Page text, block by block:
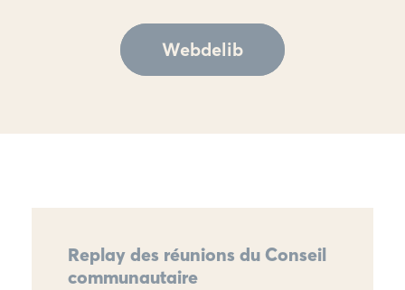
Webdelib
Replay des réunions du Conseil
communautaire